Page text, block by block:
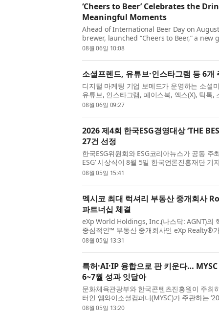
‘Cheers to Beer’ Celebrates the
Meaningful Moments
Ahead of International Beer Day on
brewer, launched “Cheers to Beer,” a
timeless role beer plays in culture and
08월 06일 10:08
소셜프렌드, 유튜브·인스타그램 등 6개
디지털 마케팅 기업 보메드가 운영하는 소셜
유튜브, 인스타그램, 페이스북, 엑스(X), 틱톡
서비스를 한곳에서 이용할 수 있는 통합 환경
08월 06일 09:27
2026 제4회 한국ESG경영대상 ‘THE
27건 선정
한국ESG위원회와 ESG코리아뉴스가 공동 주
ESG’ 시상식이 8월 5일 한국언론진흥재단 기
상 THE BEST ESG’는 ESG(환경·사회·지배
08월 05일 15:41
멕시코 최대 럭셔리 부동산 중개회사
파트너십 체결
eXp World Holdings, Inc.(나스닥: AGNT)의
중심적인™ 부동산 중개회사인 eXp Realty®
California Sur) 지역에서 거래 건수 기준 1위
08월 05일 13:31
특허·AI·IP 융합으로 판 키운다…
6~7월 성과 잇달아
문화체육관광부와 한국콘텐츠진흥원이 주최
터인 엠와이소셜컴퍼니(MYSC)가 주관하는
램: 2026 EMA Content GROW+’ 참여 기업
08월 05일 13:20